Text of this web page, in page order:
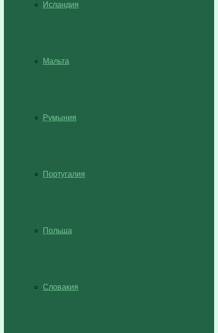
Исландия
Мальта
Румыния
Португалия
Польша
Словакия